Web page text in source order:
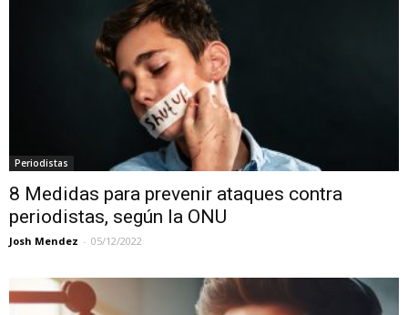
Periodistas
8 Medidas para prevenir ataques contra
periodistas, según la ONU
Josh Mendez - 05/12/2022